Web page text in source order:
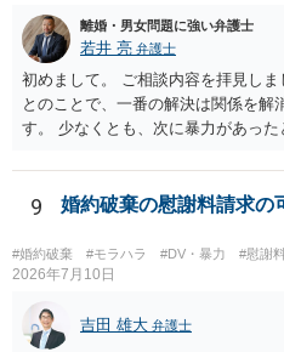
れば、すぐにしてください。 別居
し、婚姻費用は年収が高い方が低い
用をいただける可能性もあります。
護士でなくともよいので、警察など
離婚・男女問題に強い弁護士
若井 亮 弁護士
初めまして。 ご相談内容を拝見し
とのことで、一番の解決は関係を解
す。 少なくとも、次に暴力があっ
きますが、法的に拘束するものでは
ではありません。 ご自身の身の安
9 婚約破棄の慰謝料請求の
#婚約破棄 #モラハラ #DV・暴力 #慰謝
2026年7月10日
吉田 雄大 弁護士